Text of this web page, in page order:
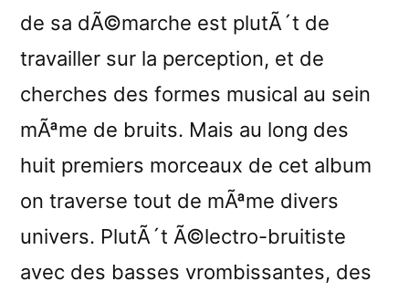
de sa dÃ©marche est plutÃ´t de
travailler sur la perception, et de
cherches des formes musical au sein
mÃªme de bruits. Mais au long des
huit premiers morceaux de cet album
on traverse tout de mÃªme divers
univers. PlutÃ´t Ã©lectro-bruitiste
avec des basses vrombissantes, des